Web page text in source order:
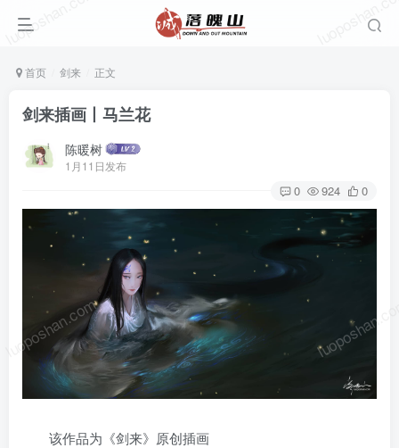
首页 剑来 正文
剑来插画丨马兰花
陈暖树
1月11日发布
0 924 0
luoposhan.com
luoposhan.com
该作品为《剑来》原创插画